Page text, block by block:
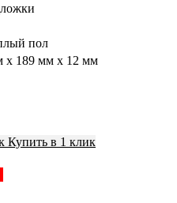
пол
x 189 мм x 12 мм
Купить в 1 клик